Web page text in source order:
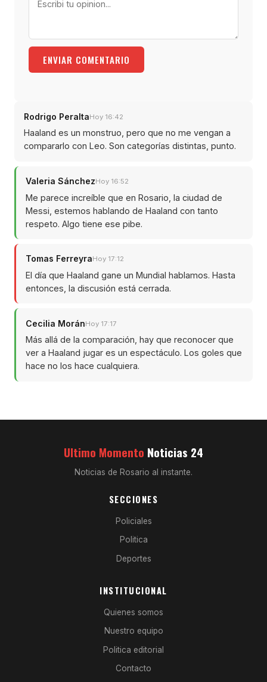
ENVIAR COMENTARIO
Rodrigo PeraltaHoy 16:42
Haaland es un monstruo, pero que no me vengan a
compararlo con Leo. Son categorías distintas, punto.
Valeria SánchezHoy 16:52
Me parece increíble que en Rosario, la ciudad de
Messi, estemos hablando de Haaland con tanto
respeto. Algo tiene ese pibe.
Tomas FerreyraHoy 17:12
El día que Haaland gane un Mundial hablamos. Hasta
entonces, la discusión está cerrada.
Cecilia MoránHoy 17:17
Más allá de la comparación, hay que reconocer que
ver a Haaland jugar es un espectáculo. Los goles que
hace no los hace cualquiera.
Ultimo Momento Noticias 24
Noticias de Rosario al instante.
SECCIONES
Policiales
Politica
Deportes
INSTITUCIONAL
Quienes somos
Nuestro equipo
Politica editorial
Contacto